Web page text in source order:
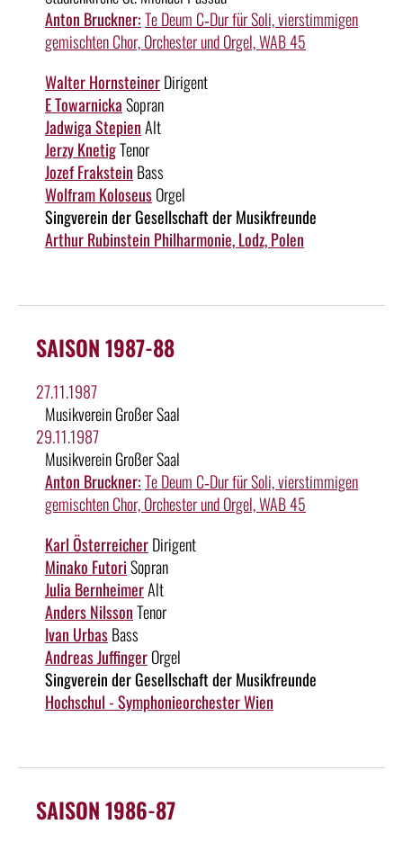
Anton Bruckner:Te Deum C‑Dur für Soli, vierstimmigen
gemischten Chor, Orchester und Orgel, WAB 45
Walter HornsteinerDirigent
E TowarnickaSopran
Jadwiga StepienAlt
Jerzy KnetigTenor
Jozef Frakstein Bass
Wolfram KoloseusOrgel
Singverein der Gesellschaft der Musikfreunde
Arthur Rubinstein Philharmonie, Lodz, Polen
SAISON 1987-88
27.11.1987
Musikverein Großer Saal
29.11.1987
Musikverein Großer Saal
Anton Bruckner:Te Deum C‑Dur für Soli, vierstimmigen
gemischten Chor, Orchester und Orgel, WAB 45
Karl ÖsterreicherDirigent
Minako FutoriSopran
Julia BernheimerAlt
Anders NilssonTenor
Ivan UrbasBass
Andreas JuffingerOrgel
Singverein der Gesellschaft der Musikfreunde
Hochschul - Symphonieorchester Wien
SAISON 1986-87